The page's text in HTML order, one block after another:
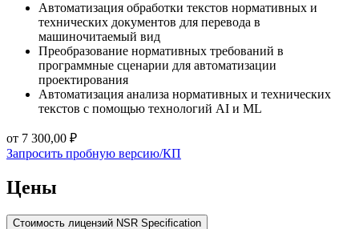
Автоматизация обработки текстов нормативных и
технических документов для перевода в
машиночитаемый вид
Преобразование нормативных требований в
программные сценарии для автоматизации
проектирования
Автоматизация анализа нормативных и технических
текстов с помощью технологий AI и ML
от 7 300,00 ₽
Запросить пробную версию/КП
Цены
Стоимость лицензий NSR Specification